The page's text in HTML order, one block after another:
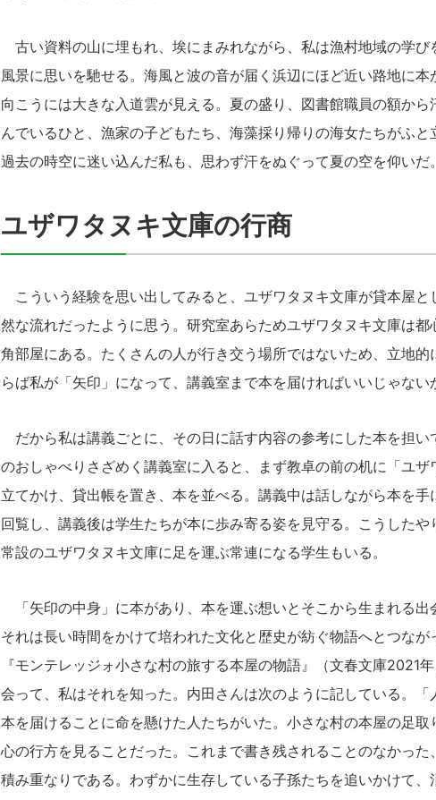
古い資料の山に埋もれ、埃にまみれながら、私は漁村地域の学び
風景に思いを馳せる。海風と波の音が届く浜辺にほど近い路地に
向こうには大きな入道雲が見える。夏の盛り、図書館職員の額か
んでいるひと、漁家の子どもたち、海藻採り帰りの海女たちがふと
過去の時空に迷い込んだ私も、思わず汗をぬぐって夏の空を仰いだ。
ユザワタヌキ文庫の行商
こういう経験を思い出してみると、ユザワタヌキ文庫が貸本屋と
然な流れだったように思う。研究室あらためユザワタヌキ文庫は
角部屋にある。たくさんの人が行き交う場所ではないため、立地
らば私が「矢印」になって、講義室まで本を届ければいいじゃない
だから私は講義ごとに、その日に話す内容の参考にした本を担い
のおしゃべりさざめく講義室に入ると、まず教卓の前の机に「ユ
立てかけ、貸出帳を置き、本を並べる。講義中は話しながら本を
回覧し、講義後は学生たちが本に歩み寄る姿を見守る。こうしたや
常設のユザワタヌキ文庫に足を運ぶ常連になる学生もいる。
「矢印の中身」に本があり、本を運ぶ想いとそこから生まれる出
それは長い時間をかけて培われた文化と歴史が紡ぐ物語へとつな
『モンテレッジォ小さな村の旅する本屋の物語』（文春文庫2021
会って、私はそれを知った。内田さんは次のように記している。「
本を届けることに命を懸けた人たちがいた。小さな村の本屋の足
心の行方を見ることだった。これまで書き残されることのなかっ
積み重なりである。わずかに生存している子孫たちを追いかけて